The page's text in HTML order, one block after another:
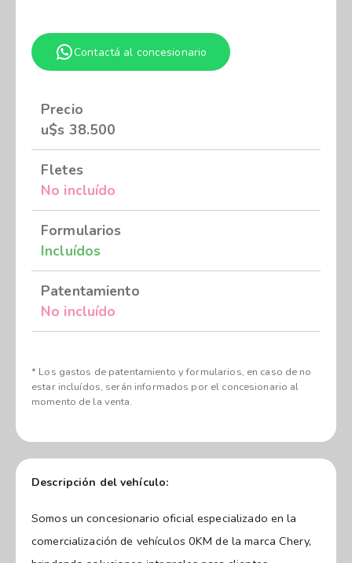
Contactá al concesionario
Precio
u$s 38.500
Fletes
No incluído
Formularios
Incluídos
Patentamiento
No incluído
* Los gastos de patentamiento y formularios, en caso de no
estar incluídos, serán informados por el concesionario al
momento de la venta.
Descripción del vehículo:
Somos un concesionario oficial especializado en la
comercialización de vehículos 0KM de la marca Chery,